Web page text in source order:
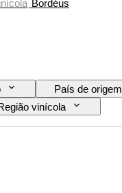
Bordéus
País de origem
vinícola
Era